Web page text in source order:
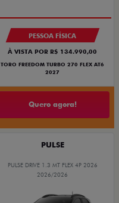
PESSOA FÍSICA
À VISTA POR R$ 134.990,00
TORO FREEDOM TURBO 270 FLEX AT6
2027
Quero agora!
PULSE
PULSE DRIVE 1.3 MT FLEX 4P 2026
2026/2026